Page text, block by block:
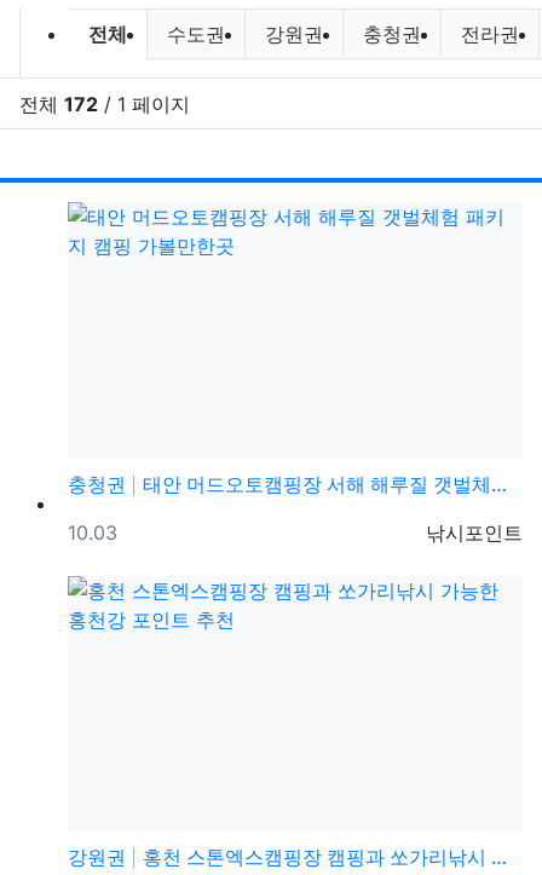
캠낚정보 및 캠낚 장소 정보 분류 목
전체 수도권 강원권 충청권 전라권
전체 172 / 1 페이지
충청권
태안 머드오토캠핑장 서해 해루질 갯벌체험 패키지 캠핑 …
등록자
낚시포인트
등록일
10.03
강원권 홍천 스톤엑스캠핑장 캠핑과 쏘가리낚시 가능한 홍천강 포…